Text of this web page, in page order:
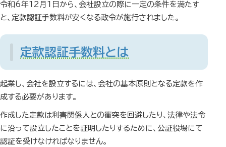
令和6年12月1日から、会社設立の際に一定の条件を満たす
と、定款認証手数料が安くなる政令が施行されました。
定款認証手数料とは
起業し、会社を設立するには、会社の基本原則となる定款を作
成する必要があります。
作成した定款は利害関係人との衝突を回避したり、法律や法令
に沿って設立したことを証明したりするために、公証役場にて
認証を受けなければなりません。